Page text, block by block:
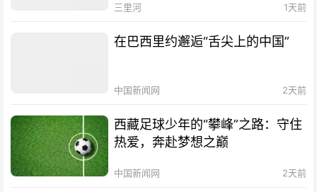
三里河 1天前
在巴西里约邂逅“舌尖上的中国”
中国新闻网 2天前
西藏足球少年的“攀峰”之路：守住
热爱，奔赴梦想之巅
中国新闻网 2天前